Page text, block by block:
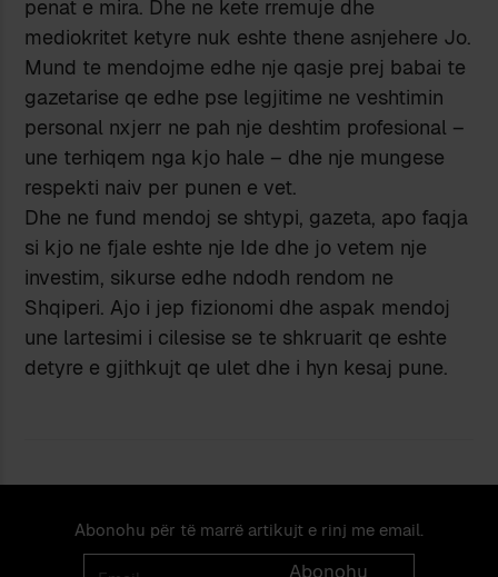
penat e mira. Dhe ne kete rremuje dhe
mediokritet ketyre nuk eshte thene asnjehere Jo.
Mund te mendojme edhe nje qasje prej babai te
gazetarise qe edhe pse legjitime ne veshtimin
personal nxjerr ne pah nje deshtim profesional –
une terhiqem nga kjo hale – dhe nje mungese
respekti naiv per punen e vet.
Dhe ne fund mendoj se shtypi, gazeta, apo faqja
si kjo ne fjale eshte nje Ide dhe jo vetem nje
investim, sikurse edhe ndodh rendom ne
Shqiperi. Ajo i jep fizionomi dhe aspak mendoj
une lartesimi i cilesise se te shkruarit qe eshte
detyre e gjithkujt qe ulet dhe i hyn kesaj pune.
Abonohu për të marrë artikujt e rinj me email.
Email
Abonohu